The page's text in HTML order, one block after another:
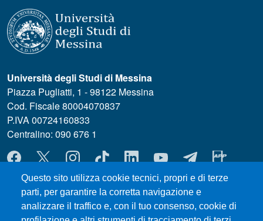
Questo sito utilizza cookie tecnici, propri e di terze
parti, per garantire la corretta navigazione e
analizzare il traffico e, con il tuo consenso, cookie di
Università degli Studi di Messina
Piazza Pugliatti, 1 - 98122 Messina
Cod. Fiscale 80004070837
P.IVA 00724160833
Centralino: 090 676 1
MENÙ SOCIAL
MENÙ FOOTER 1
Esami
ERASMUS